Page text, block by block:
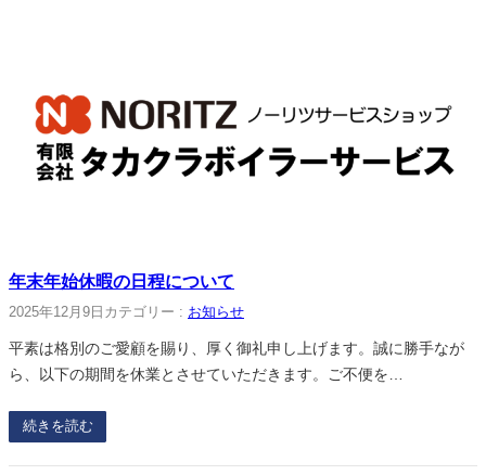
年末年始休暇の日程について
2025年12月9日 カテゴリー : お知らせ
平素は格別のご愛顧を賜り、厚く御礼申し上げます。誠に勝手なが
ら、以下の期間を休業とさせていただきます。ご不便を…
続きを読む